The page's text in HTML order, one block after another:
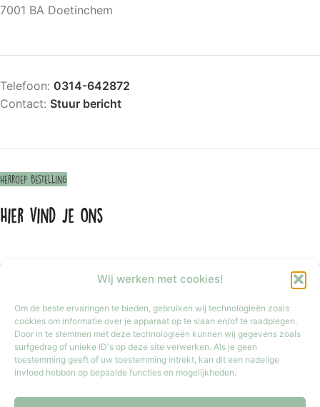
Wij werken met cookies!
Om de beste ervaringen te bieden, gebruiken wij technologieën zoals
cookies om informatie over je apparaat op te slaan en/of te raadplegen.
Door in te stemmen met deze technologieën kunnen wij gegevens zoals
surfgedrag of unieke ID's op deze site verwerken. Als je geen
toestemming geeft of uw toestemming intrekt, kan dit een nadelige
invloed hebben op bepaalde functies en mogelijkheden.
7001 BA Doetinchem
Telefoon: 0314-642872
Contact: Stuur bericht
Herroep bestelling
Hier vind je ons